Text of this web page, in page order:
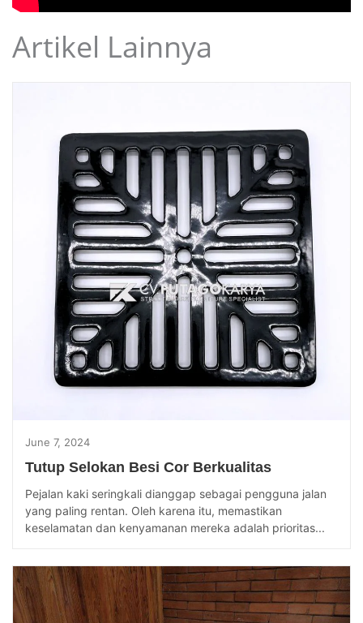
Artikel Lainnya
June 7, 2024
Tutup Selokan Besi Cor Berkualitas
Pejalan kaki seringkali dianggap sebagai pengguna jalan
yang paling rentan. Oleh karena itu, memastikan
keselamatan dan kenyamanan mereka adalah prioritas...